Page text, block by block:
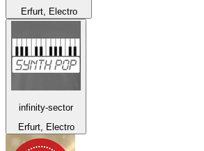
Erfurt, Electro
infinity-sector
Erfurt, Electro